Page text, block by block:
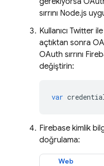
sırrını Node.js
Kullanıcı Twitter
açtıktan sonra
OAuth sırrını
değiştirin:
var
Firebase kimlik
doğrulama:
Web